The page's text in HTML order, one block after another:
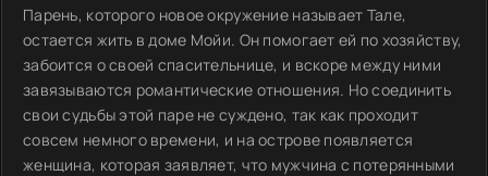
Парень, которого новое окружение называет Тале,
остается жить в доме Мойи. Он помогает ей по хозяйству,
забоится о своей спасительнице, и вскоре между ними
завязываются романтические отношения. Но соединить
свои судьбы этой паре не суждено, так как проходит
совсем немного времени, и на острове появляется
женщина, которая заявляет, что мужчина с потерянными